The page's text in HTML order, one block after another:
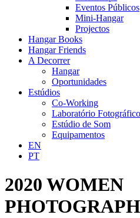
Eventos Públicos
Mini-Hangar
Projectos
Hangar Books
Hangar Friends
A Decorrer
Hangar
Oportunidades
Estúdios
Co-Working
Laboratório Fotográfico
Estúdio de Som
Equipamentos
EN
PT
2020 WOMEN